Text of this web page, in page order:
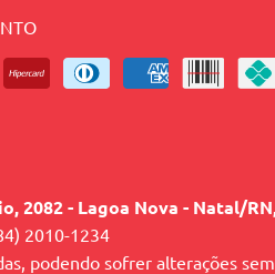
2082 - Lagoa Nova - Natal/
2010-1234
podendo sofrer alterações